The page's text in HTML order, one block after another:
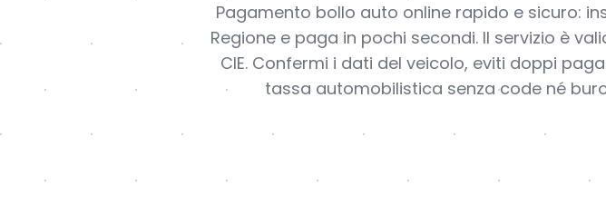
Pagamento bollo auto online rapido e sicuro:
Regione e paga in pochi secondi. Il servizio è
CIE. Confermi i dati del veicolo, eviti doppi
tassa automobilistica senza code né